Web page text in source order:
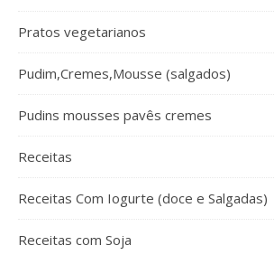
Pratos vegetarianos
Pudim,Cremes,Mousse (salgados)
Pudins mousses pavês cremes
Receitas
Receitas Com Iogurte (doce e Salgadas)
Receitas com Soja